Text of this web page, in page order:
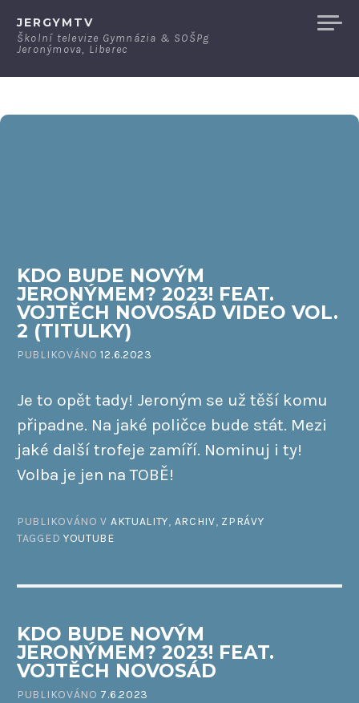
JERGYMTV
Školní televize Gymnázia & SOŠPg
Jeronýmova, Liberec
KDO BUDE NOVÝM
JERONÝMEM? 2023! FEAT.
VOJTĚCH NOVOSÁD VIDEO VOL.
2 (TITULKY)
PUBLIKOVÁNO12.6.2023
Je to opět tady! Jeroným se už těší komu
připadne. Na jaké poličce bude stát. Mezi
jaké další trofeje zamíří. Nominuj i ty!
Volba je jen na TOBĚ!
PUBLIKOVÁNO V AKTUALITY, ARCHIV, ZPRÁVY
TAGGED YOUTUBE
KDO BUDE NOVÝM
JERONÝMEM? 2023! FEAT.
VOJTĚCH NOVOSÁD
PUBLIKOVÁNO 7.6.2023